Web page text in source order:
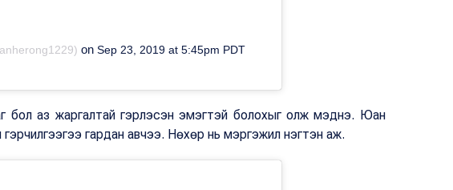
on Sep 23, 2019 at 5:45pm PDT
бол аз жаргалтай гэрлэсэн эмэгтэй болохыг олж мэднэ. Юан
гардан авчээ. Нөхөр нь мэргэжил нэгтэн аж.